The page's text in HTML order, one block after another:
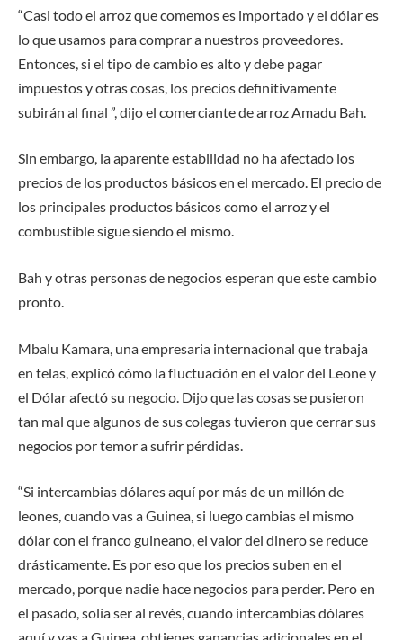
“Casi todo el arroz que comemos es importado y el dólar es
lo que usamos para comprar a nuestros proveedores.
Entonces, si el tipo de cambio es alto y debe pagar
impuestos y otras cosas, los precios definitivamente
subirán al final ”, dijo el comerciante de arroz Amadu Bah.
Sin embargo, la aparente estabilidad no ha afectado los
precios de los productos básicos en el mercado. El precio de
los principales productos básicos como el arroz y el
combustible sigue siendo el mismo.
Bah y otras personas de negocios esperan que este cambio
pronto.
Mbalu Kamara, una empresaria internacional que trabaja
en telas, explicó cómo la fluctuación en el valor del Leone y
el Dólar afectó su negocio. Dijo que las cosas se pusieron
tan mal que algunos de sus colegas tuvieron que cerrar sus
negocios por temor a sufrir pérdidas.
“Si intercambias dólares aquí por más de un millón de
leones, cuando vas a Guinea, si luego cambias el mismo
dólar con el franco guineano, el valor del dinero se reduce
drásticamente. Es por eso que los precios suben en el
mercado, porque nadie hace negocios para perder. Pero en
el pasado, solía ser al revés, cuando intercambias dólares